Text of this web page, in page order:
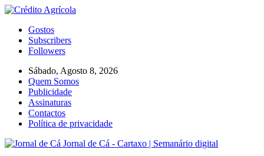
Gostos
Subscribers
Followers
Sábado, Agosto 8, 2026
Quem Somos
Publicidade
Assinaturas
Contactos
Política de privacidade
Jornal de Cá - Cartaxo | Semanário digital